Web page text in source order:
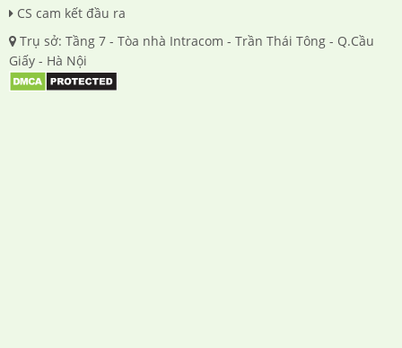
CS cam kết đầu ra
Trụ sở: Tầng 7 - Tòa nhà Intracom - Trần Thái Tông - Q.Cầu
Giấy - Hà Nội